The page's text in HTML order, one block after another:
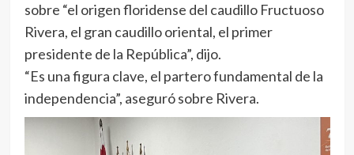
sobre “el origen floridense del caudillo Fructuoso
Rivera, el gran caudillo oriental, el primer
presidente de la República”, dijo.
“Es una figura clave, el partero fundamental de la
independencia”, aseguró sobre Rivera.